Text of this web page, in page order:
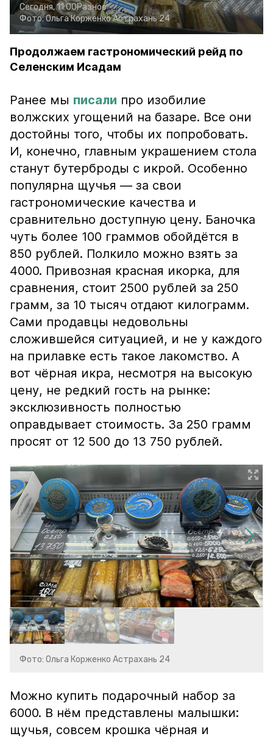
Сегодня, 11:00Разное
Фото:Ольга КорженкоАстрахань 24
Продолжаем гастрономический рейд по
Селенским Исадам
Ранее мы писали про изобилие
волжских угощений на базаре. Все они
достойны того, чтобы их попробовать.
И, конечно, главным украшением стола
станут бутерброды с икрой. Особенно
популярна щучья — за свои
гастрономические качества и
сравнительно доступную цену. Баночка
чуть более 100 граммов обойдётся в
850 рублей. Полкило можно взять за
4000. Привозная красная икорка, для
сравнения, стоит 2500 рублей за 250
грамм, за 10 тысяч отдают килограмм.
Сами продавцы недовольны
сложившейся ситуацией, и не у каждого
на прилавке есть такое лакомство. А
вот чёрная икра, несмотря на высокую
цену, не редкий гость на рынке:
эксклюзивность полностью
оправдывает стоимость. За 250 грамм
просят от 12 500 до 13 750 рублей.
Фото: Ольга Корженко Астрахань 24
Можно купить подарочный набор за
6000. В нём представлены малышки:
щучья, совсем крошка чёрная и